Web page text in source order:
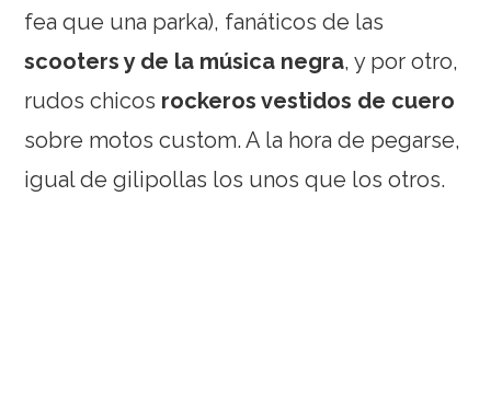
fea que una parka), fanáticos de las
scooters y de la música negra, y por otro,
rudos chicos rockeros vestidos de cuero
sobre motos custom. A la hora de pegarse,
igual de gilipollas los unos que los otros.